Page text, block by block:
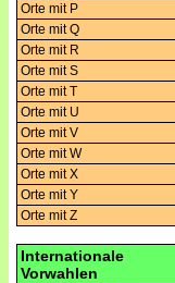
Orte mit P
Orte mit Q
Orte mit R
Orte mit S
Orte mit T
Orte mit U
Orte mit V
Orte mit W
Orte mit X
Orte mit Y
Orte mit Z
Internationale
Vorwahlen